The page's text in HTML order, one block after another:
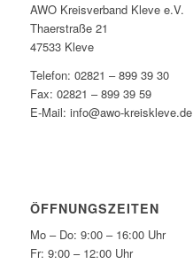
AWO Kreisverband Kleve e.V.
Thaerstraße 21
47533 Kleve
Telefon: 02821 – 899 39 30
Fax: 02821 – 899 39 59
E-Mail: info@awo-kreiskleve.de
ÖFFNUNGSZEITEN
Mo – Do: 9:00 – 16:00 Uhr
Fr: 9:00 – 12:00 Uhr